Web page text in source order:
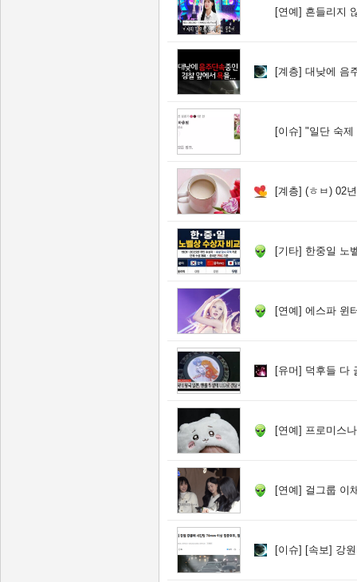
[연예] 흔들리지 않고
[계층] 대낮에 음
[이슈] "일단 숙제 끝"…이동
[계층] (ㅎㅂ) 02
[기타] 한중일 노
[연예] 에스파 윈
[유머] 덕후들 다
[연예] 프로미스
[연예] 걸그룹 이채
[이슈] [속보] 강원 강